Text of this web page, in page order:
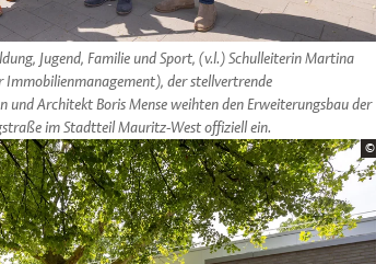
Jugend, Familie und Sport, (v.l.) Schulleiterin Martina
der stellvertrende
und Architekt Boris Mense weihten den Erweiterungsbau der
im Stadtteil Mauritz-West offiziell ein.
©